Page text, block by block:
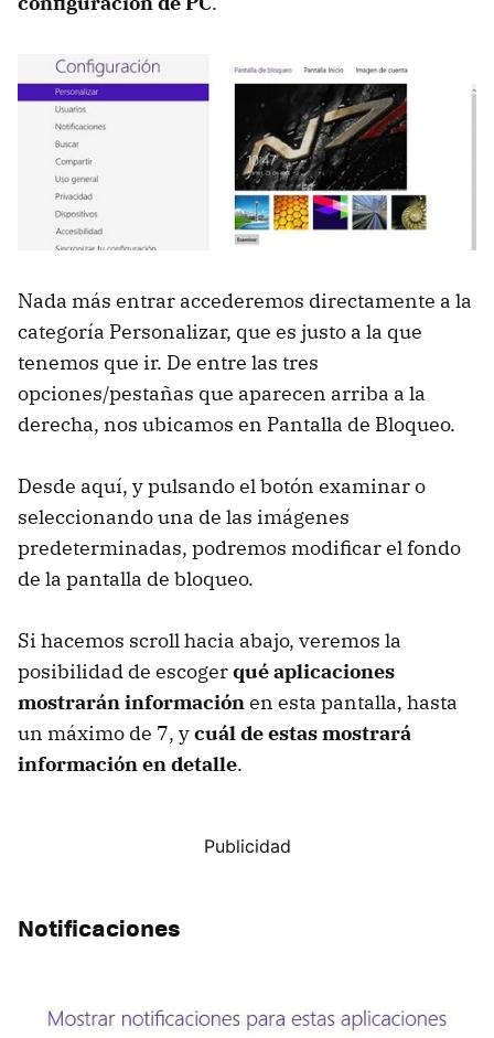
Nada más entrar accederemos directamente a la
categoría Personalizar, que es justo a la que
tenemos que ir. De entre las tres
opciones/pestañas que aparecen arriba a la
derecha, nos ubicamos en Pantalla de Bloqueo.
Desde aquí, y pulsando el botón examinar o
seleccionando una de las imágenes
predeterminadas, podremos modificar el fondo
de la pantalla de bloqueo.
Si hacemos scroll hacia abajo, veremos la
posibilidad de escogerqué aplicaciones
mostrarán informaciónen esta pantalla, hasta
un máximo de 7, ycuál de estas mostrará
información en detalle.
Notificaciones